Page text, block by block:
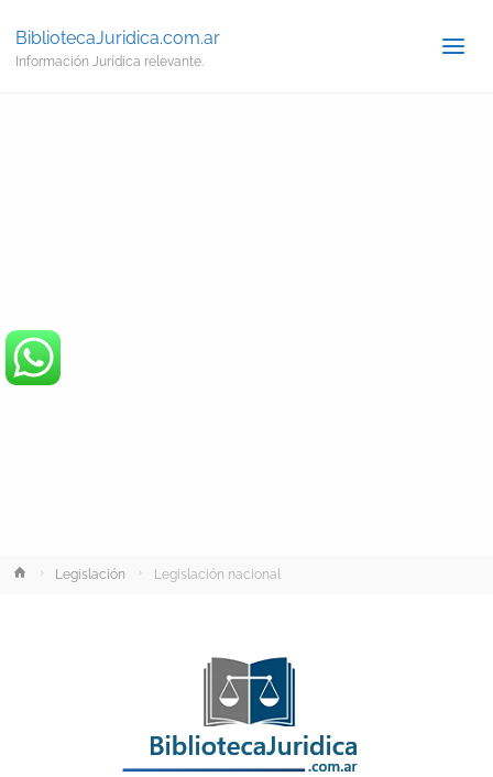
BibliotecaJuridica.com.ar
Información Jurídica relevante.
InicioLegislación Legislación nacional